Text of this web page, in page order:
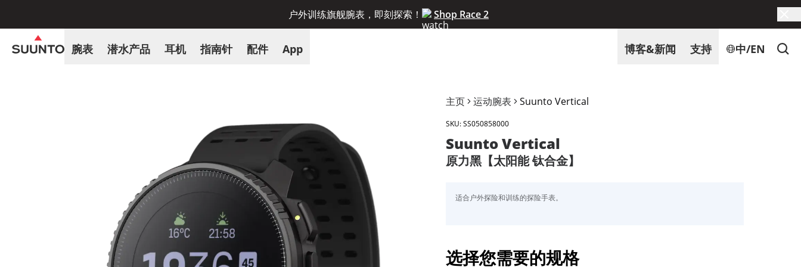
户外训练旗舰腕表，即刻探索！ Shop Race 2
腕表 潜水产品 耳机 指南针 配件 App 博客&新闻 支持 中/EN
主页 运动腕表 Suunto Vertical
SKU:SS050858000
Suunto Vertical
原力黑【太阳能 钛合金】
适合户外探险和训练的探险手表。
选择您需要的规格